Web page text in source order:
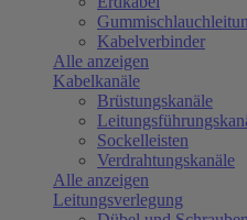
Kabelverbinder
Alle anzeigen
Kabelkanäle
Brüstungskanäle
Sockelleisten
Verdrahtungskanäle
Alle anzeigen
Leitungsverlegung